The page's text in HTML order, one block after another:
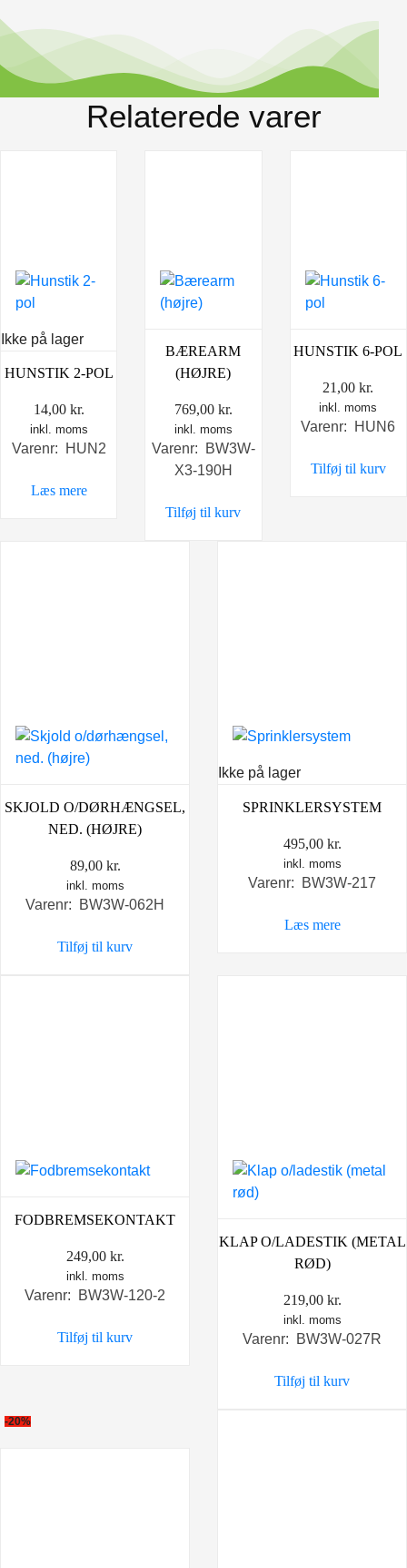
Relaterede varer
Ikke på lager
HUNSTIK 2-POL
14,00 kr.
inkl. moms
Varenr: HUN2
Læs mere
BÆREARM
(HØJRE)
769,00 kr.
inkl. moms
Varenr: BW3W-
X3-190H
Tilføj til kurv
HUNSTIK 6-POL
21,00kr.
inkl. moms
Varenr: HUN6
Tilføj til kurv
SKJOLD O/DØRHÆNGSEL,
NED. (HØJRE)
89,00 kr.
inkl. moms
Varenr: BW3W-062H
Tilføj til kurv
Ikke på lager
SPRINKLERSYSTEM
495,00 kr.
inkl. moms
Varenr: BW3W-217
Læs mere
FODBREMSEKONTAKT
249,00 kr.
inkl. moms
Varenr: BW3W-120-2
Tilføj til kurv
KLAP O/LADESTIK (METAL
RØD)
219,00 kr.
inkl. moms
Varenr: BW3W-027R
Tilføj til kurv
-20%